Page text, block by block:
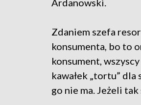
Ardanowski.
Zdaniem szefa
konsumenta, bo to
konsument,
kawałek „tortu” dla
go nie ma. Jeżeli